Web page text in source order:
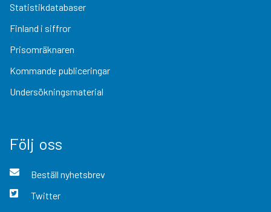
Statistikdatabaser
Finland i siffror
Prisomräknaren
Kommande publiceringar
Undersökningsmaterial
Följ oss
Beställ nyhetsbrev
Twitter